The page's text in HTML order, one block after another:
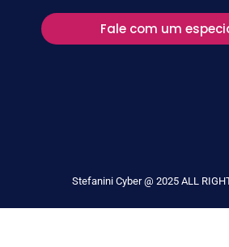
Fale com um
Stefanini Cyber @ 2025 ALL